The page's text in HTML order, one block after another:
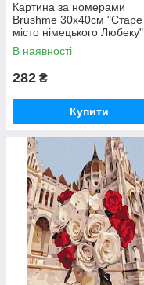
Картина за номерами
Brushme 30x40см "Старе
місто німецького Любеку"
RBS1009
В наявності
282 ₴
Купити